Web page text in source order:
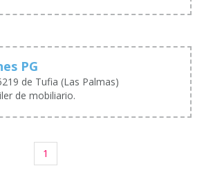
PG
de Tufia (Las Palmas)
de mobiliario.
1